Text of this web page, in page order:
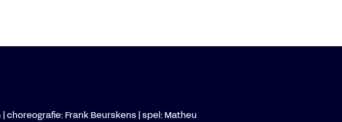
choreografie: Frank Beurskens | spel: Matheu